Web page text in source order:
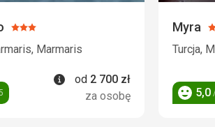
Ocena:
3/5
Marmaris
Informacje
od 2 700 zł
za osobę
Myra
Turcja,
Ocena
5,0